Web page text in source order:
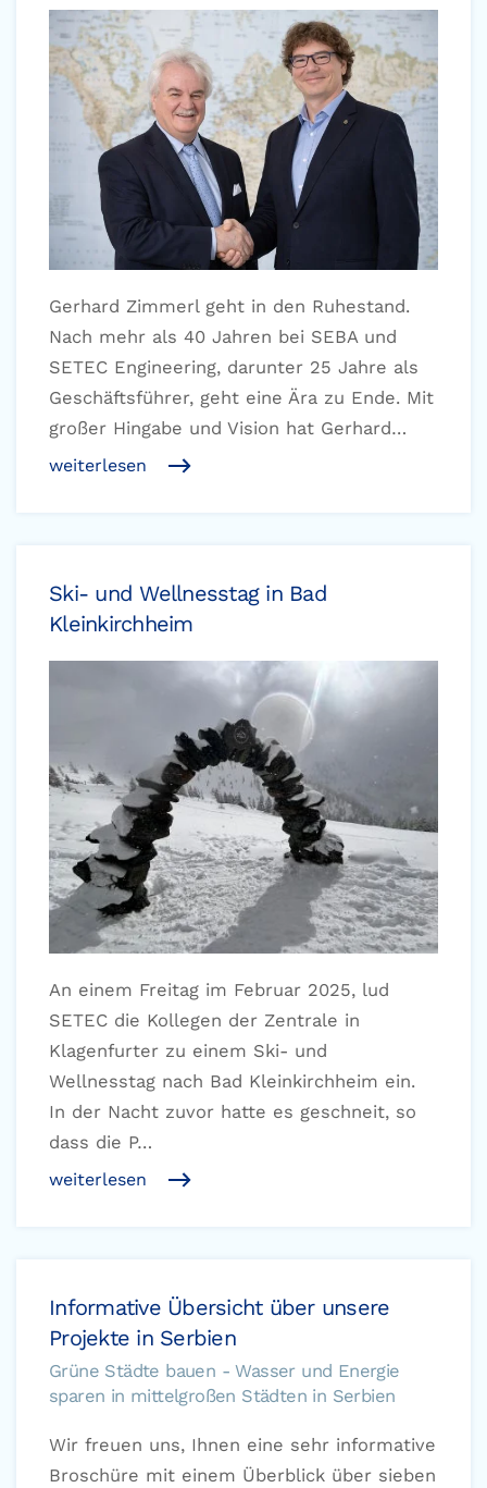
Gerhard Zimmerl geht in den Ruhestand.
Nach mehr als 40 Jahren bei SEBA und
SETEC Engineering, darunter 25 Jahre als
Geschäftsführer, geht eine Ära zu Ende. Mit
großer Hingabe und Vision hat Gerhard…
weiterlesen
Ski- und Wellnesstag in Bad
Kleinkirchheim
An einem Freitag im Februar 2025, lud
SETEC die Kollegen der Zentrale in
Klagenfurter zu einem Ski- und
Wellnesstag nach Bad Kleinkirchheim ein.
In der Nacht zuvor hatte es geschneit, so
dass die P…
weiterlesen
Informative Übersicht über unsere
Projekte in Serbien
Grüne Städte bauen - Wasser und Energie
sparen in mittelgroßen Städten in Serbien
Wir freuen uns, Ihnen eine sehr informative
Broschüre mit einem Überblick über sieben